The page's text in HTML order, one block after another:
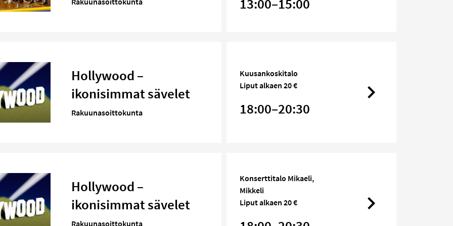
13:00–15:00
Hollywood –
ikonisimmat sävelet
Rakuunasoittokunta
Kuusankoskitalo
Liput alkaen 20 €
18:00–20:30
Hollywood –
ikonisimmat sävelet
Rakuunasoittokunta
Konserttitalo Mikaeli,
Mikkeli
Liput alkaen 20 €